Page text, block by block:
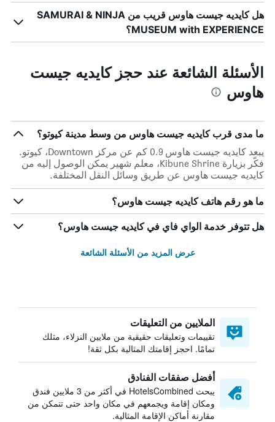
هل كايديه جيست هاوس قريب من SAMURAI & NINJA
MUSEUM with EXPERIENCE؟
الأسئلة الشائعة عند حجز كايديه جيست
هاوس
ما مدى قرب كايديه جيست هاوس من وسط مدينة كيوتو؟
يبعد كايديه جيست هاوس 0.9 كم عن مركز Downtown، كيوتو.
فكّر بزيارة Kibune Shrine، معلم شهير يمكن الوصول إليه من
كايديه جيست هاوس عن طريق وسائل النقل المختلفة.
ما هو رقم هاتف كايديه جيست هاوس؟
هل تتوفر خدمة الواي فاي في كايديه جيست هاوس؟
عرض المزيد من الأسئلة الشائعة
الملايين من التعليقات
تقييمات وتعليقات حقيقية من ملايين النزلاء، مثلك
تمامًا. احجز إقامتك المثالية بكل ثقة!
أفضل صفقات الفنادق
يبحث HotelsCombined في أكثر من 3 ملايين فندق
ومكان إقامة ويجمعهم في مكان واحد حتى تتمكن من
مقارنة أماكن الإقامة المثالية.